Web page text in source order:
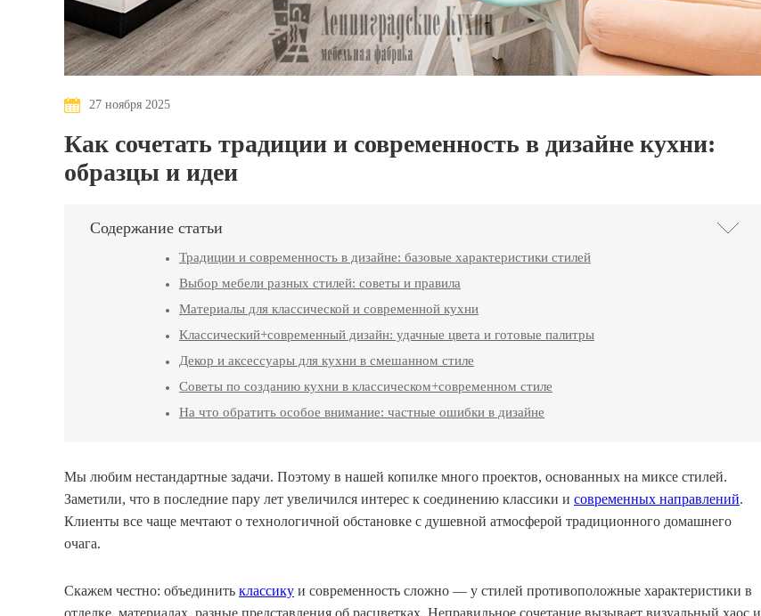
27 ноября 2025
Как сочетать традиции и современность в дизайне кухни:
образцы и идеи
Содержание статьи
Традиции и современность в дизайне: базовые характеристики стилей
Выбор мебели разных стилей: советы и правила
Материалы для классической и современной кухни
Классический+современный дизайн: удачные цвета и готовые палитры
Декор и аксессуары для кухни в смешанном стиле
Советы по созданию кухни в классическом+современном стиле
На что обратить особое внимание: частные ошибки в дизайне
Мы любим нестандартные задачи. Поэтому в нашей копилке много проектов, основанных на миксе стилей.
Заметили, что в последние пару лет увеличился интерес к соединению классики и современных направлений.
Клиенты все чаще мечтают о технологичной обстановке с душевной атмосферой традиционного домашнего
очага.
Скажем честно: объединить классику и современность сложно — у стилей противоположные характеристики в
отделке, материалах, разные представления об расцветках. Неправильное сочетание вызывает визуальный хаос и